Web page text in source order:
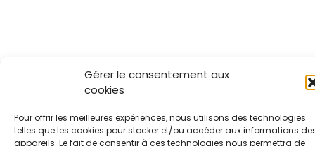
Gérer le consentement aux
cookies
Pour offrir les meilleures expériences, nous utilisons des technologies
telles que les cookies pour stocker et/ou accéder aux informations
appareils. Le fait de consentir à ces technologies nous permettra de